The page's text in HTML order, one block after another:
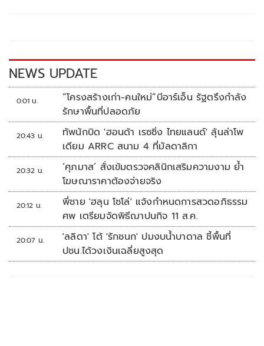
k k
NEWS UPDATE
0:01 น.
“โครงสร้างเก่า-คนใหม่”บีอาร์เอ็น รัฐตรึงกำลัง
รักษาพื้นที่ปลอดภัย
20:43 น.
ทัพนักบิด 'ฮอนด้า เรซซิ่ง ไทยแลนด์' ลุ้นล่าโพ
เดียม ARRC สนาม 4 ที่มัลดาลิกา
20:32 น.
‘ศุภมาส’ สั่งเข้มตรวจคลินิกเสริมความงาม ย้ำ
โฆษณาราคาต้องจ่ายจริง
20:12 น.
พี่ชาย 'ฮลุน โซโล่' แจ้งกำหนดการสวดอภิธรรม
ศพ เตรียมจัดพิธีฌาปนกิจ 11 ส.ค.
20:07 น.
'ลลิดา' โต้ 'รักชนก' ปมงบน้ำบาดาล ชี้พื้นที่
ปชน.ได้วงเงินเฉลี่ยสูงสุด